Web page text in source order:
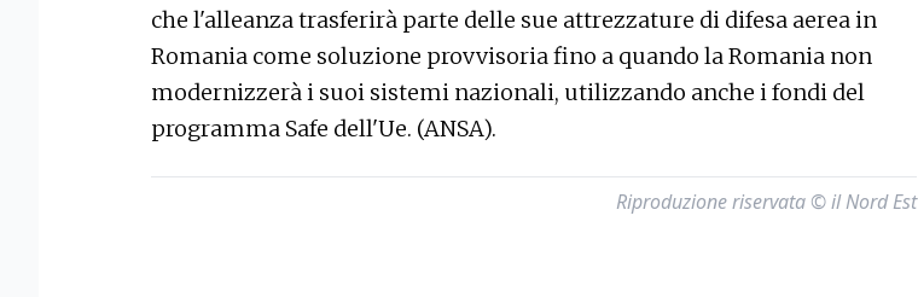
che l'alleanza trasferirà parte delle sue attrezzature di difesa aerea in
Romania come soluzione provvisoria fino a quando la Romania non
modernizzerà i suoi sistemi nazionali, utilizzando anche i fondi del
programma Safe dell'Ue. (ANSA).
Riproduzione riservata © il Nord Est